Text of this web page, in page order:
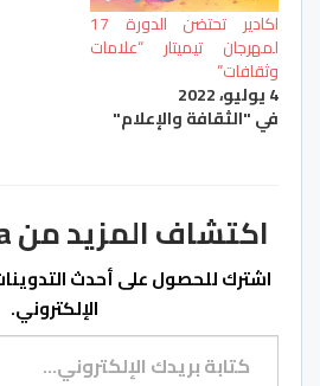
اكادير تحتضن الدورة 17
لمهرجان تيميتار “علامات
وثقافات”
4 يوليو، 2022
في "الثقافة والإعلام"
اكتشاف المزيد من azulpress.ma
اشترك للحصول على أحدث
الإلكتروني.
كتابة بريدك الإلكتروني...